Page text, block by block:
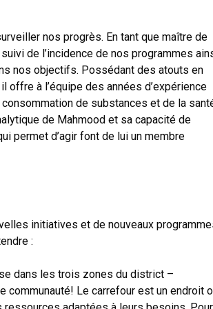
nos progrès. En tant que maître de
de l’incidence de nos programmes
nos objectifs. Possédant des atouts en
à l’équipe des années d’expérience
de substances et de la
de Mahmood et sa capacité de
permet d’agir font de lui un membre
initiatives et de nouveaux
:
dans les trois zones du district –
communauté! Le carrefour est un endroit